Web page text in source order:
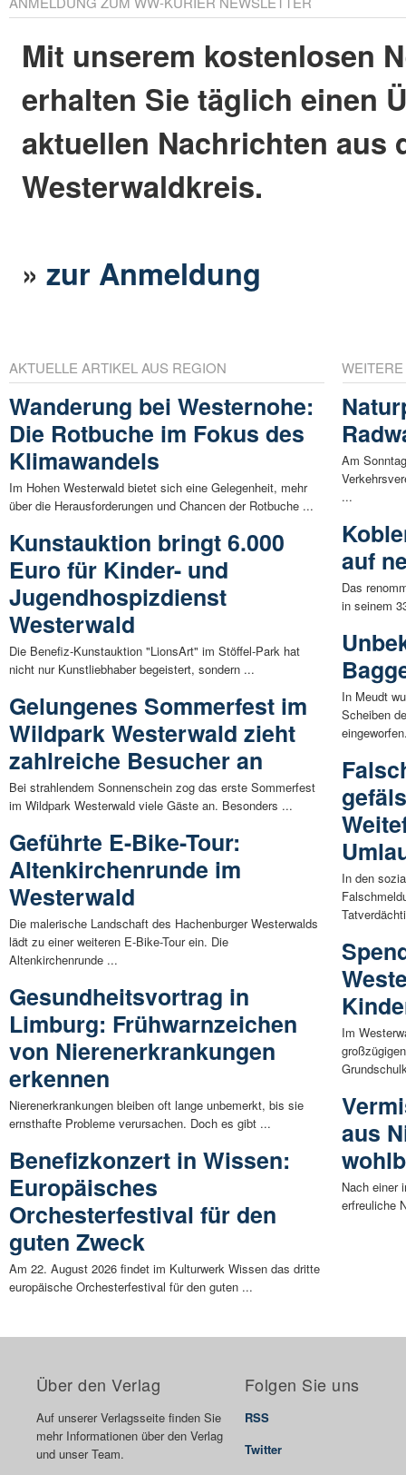
Mit unserem kostenlosen
erhalten Sie täglich einen
aktuellen Nachrichten aus
Westerwaldkreis.
»zur Anmeldung
AKTUELLE ARTIKEL AUS REGION
Wanderung bei Westernohe:
Die Rotbuche im Fokus des
Klimawandels
Im Hohen Westerwald bietet sich eine Gelegenheit, mehr
über die Herausforderungen und Chancen der Rotbuche ...
Kunstauktion bringt 6.000
Euro für Kinder- und
Jugendhospizdienst
Westerwald
Die Benefiz-Kunstauktion "LionsArt" im Stöffel-Park hat
nicht nur Kunstliebhaber begeistert, sondern ...
Gelungenes Sommerfest im
Wildpark Westerwald zieht
zahlreiche Besucher an
Bei strahlendem Sonnenschein zog das erste Sommerfest
im Wildpark Westerwald viele Gäste an. Besonders ...
Geführte E-Bike-Tour:
Altenkirchenrunde im
Westerwald
Die malerische Landschaft des Hachenburger Westerwalds
lädt zu einer weiteren E-Bike-Tour ein. Die
Altenkirchenrunde ...
Gesundheitsvortrag in
Limburg: Frühwarnzeichen
von Nierenerkrankungen
erkennen
Nierenerkrankungen bleiben oft lange unbemerkt, bis sie
ernsthafte Probleme verursachen. Doch es gibt ...
Benefizkonzert in Wissen:
Europäisches
Orchesterfestival für den
guten Zweck
Am 22. August 2026 findet im Kulturwerk Wissen das dritte
europäische Orchesterfestival für den guten ...
Am
...
auf
Das
in seinem
In Meudt
Scheiben
In den
Im
aus
Nach einer
erfreuliche
Über den Verlag
Auf unserer Verlagsseite finden Sie
mehr Informationen über den Verlag
und unser Team.
Folgen Sie uns
RSS
Twitter